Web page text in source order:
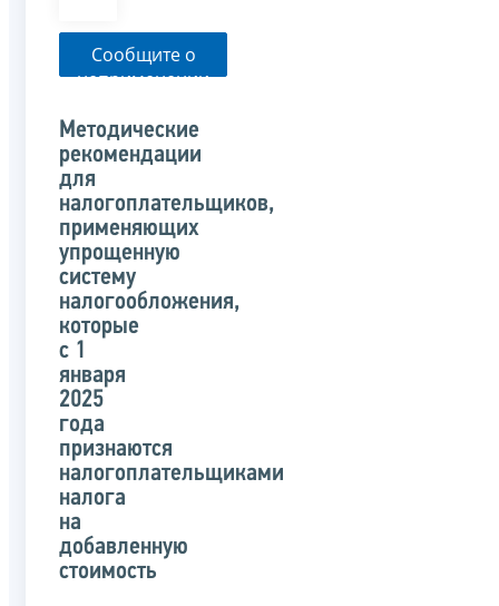
Сообщите о
неприменении
органом
указанного
Методические
рекомендации
для
налогоплательщиков,
применяющих
упрощенную
систему
налогообложения,
которые
с 1
января
2025
года
признаются
налогоплательщиками
налога
на
добавленную
стоимость